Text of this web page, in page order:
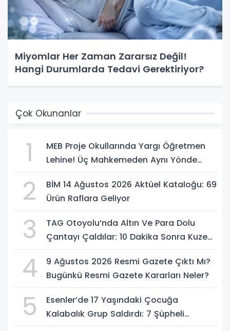
Miyomlar Her Zaman Zararsız Değil!
Hangi Durumlarda Tedavi Gerektiriyor?
Çok Okunanlar
1
MEB Proje Okullarında Yargı Öğretmen
Lehine! Üç Mahkemeden Aynı Yönde
2
BİM 14 Ağustos 2026 Aktüel Kataloğu: 69
Ürün Raflara Geliyor
3
TAG Otoyolu’nda Altın Ve Para Dolu
Çantayı Çaldılar: 10 Dakika Sonra Kuzeni
4
9 Ağustos 2026 Resmi Gazete Çıktı Mı?
Bugünkü Resmi Gazete Kararları Neler?
5
Esenler’de 17 Yaşındaki Çocuğa
Kalabalık Grup Saldırdı: 7 Şüpheli